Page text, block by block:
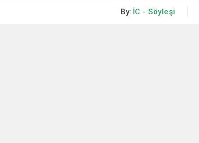
By: İC - Söyleşi